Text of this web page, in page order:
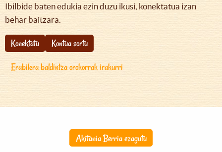
Ibilbide baten edukia ezin duzu ikusi, konektatua izan
behar baitzara.
Konektatu
Kontua sortu
Erabilera baldintza orokorrak irakurri
Akitania Berria ezagutu